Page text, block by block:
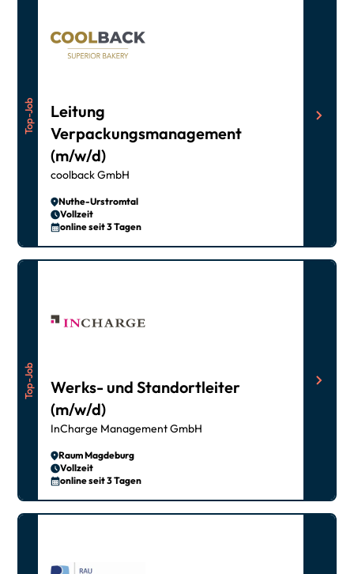
Top-Job
Leitung
Verpackungsmanagement
(m/w/d)
coolback GmbH
Nuthe-Urstromtal
Vollzeit
online seit 3 Tagen
Top-Job
Werks- und Standortleiter
(m/w/d)
InCharge Management GmbH
Raum Magdeburg
Vollzeit
online seit 3 Tagen